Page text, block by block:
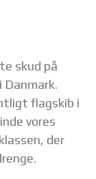
skud på
Danmark.
flagskib i
vores
der